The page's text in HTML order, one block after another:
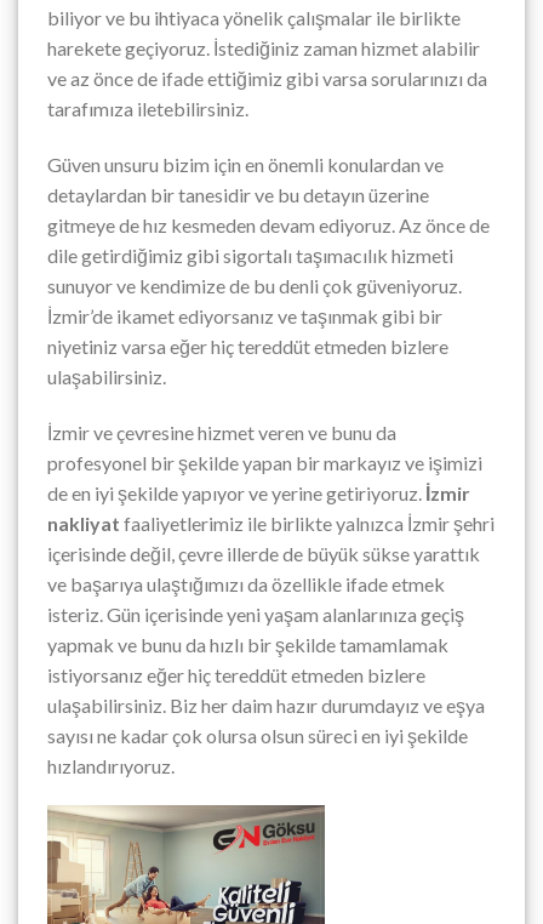
biliyor ve bu ihtiyaca yönelik çalışmalar ile birlikte
harekete geçiyoruz. İstediğiniz zaman hizmet alabilir
ve az önce de ifade ettiğimiz gibi varsa sorularınızı da
tarafımıza iletebilirsiniz.
Güven unsuru bizim için en önemli konulardan ve
detaylardan bir tanesidir ve bu detayın üzerine
gitmeye de hız kesmeden devam ediyoruz. Az önce de
dile getirdiğimiz gibi sigortalı taşımacılık hizmeti
sunuyor ve kendimize de bu denli çok güveniyoruz.
İzmir’de ikamet ediyorsanız ve taşınmak gibi bir
niyetiniz varsa eğer hiç tereddüt etmeden bizlere
ulaşabilirsiniz.
İzmir ve çevresine hizmet veren ve bunu da
profesyonel bir şekilde yapan bir markayız ve işimizi
de en iyi şekilde yapıyor ve yerine getiriyoruz. İzmir
nakliyat faaliyetlerimiz ile birlikte yalnızca İzmir şehri
içerisinde değil, çevre illerde de büyük sükse yarattık
ve başarıya ulaştığımızı da özellikle ifade etmek
isteriz. Gün içerisinde yeni yaşam alanlarınıza geçiş
yapmak ve bunu da hızlı bir şekilde tamamlamak
istiyorsanız eğer hiç tereddüt etmeden bizlere
ulaşabilirsiniz. Biz her daim hazır durumdayız ve eşya
sayısı ne kadar çok olursa olsun süreci en iyi şekilde
hızlandırıyoruz.